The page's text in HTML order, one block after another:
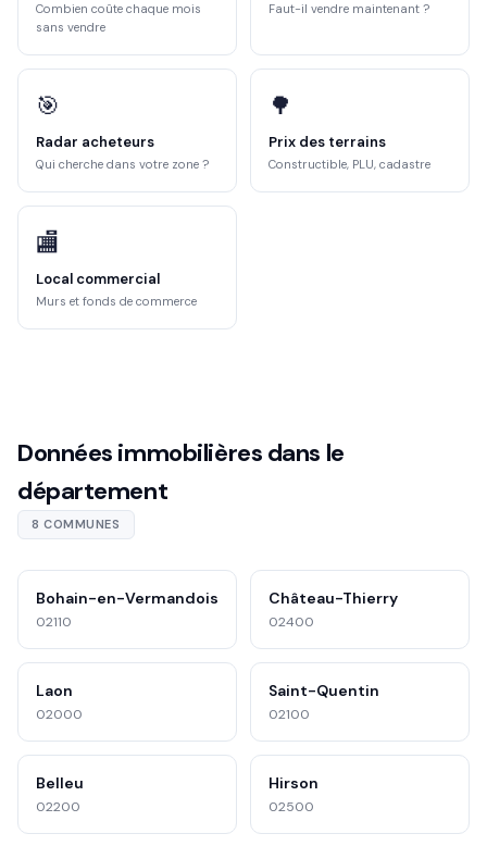
Combien coûte chaque mois
sans vendre
Faut-il vendre maintenant ?
🎯
Radar acheteurs
Qui cherche dans votre zone ?
🌳
Prix des terrains
Constructible, PLU, cadastre
🏬
Local commercial
Murs et fonds de commerce
Données immobilières dans le
département
8 COMMUNES
Bohain-en-Vermandois
02110
Château-Thierry
02400
Laon
02000
Saint-Quentin
02100
Belleu
02200
Hirson
02500